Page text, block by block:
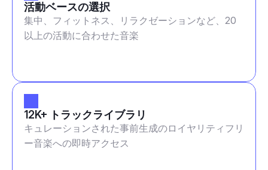
活動ベースの選択
集中、フィットネス、リラクゼーションなど、20
以上の活動に合わせた音楽
12K+ トラックライブラリ
キュレーションされた事前生成のロイヤリティフリ
ー音楽への即時アクセス